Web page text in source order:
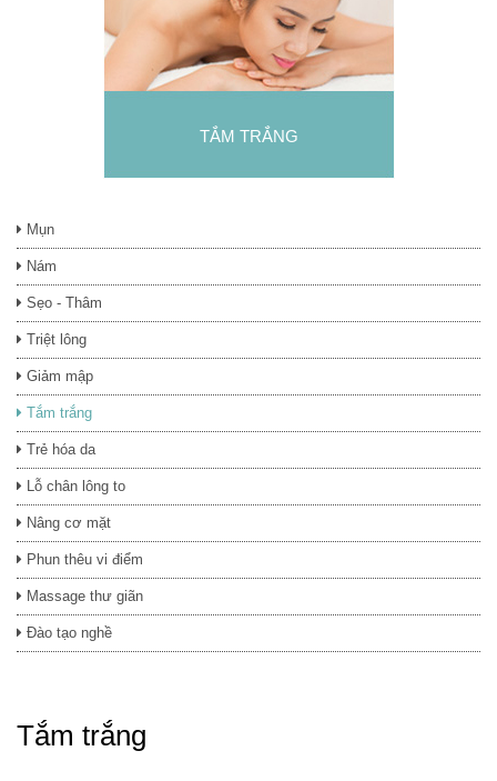
TẮM TRẮNG
Mụn
Nám
Sẹo - Thâm
Triệt lông
Giảm mập
Tắm trắng
Trẻ hóa da
Lỗ chân lông to
Nâng cơ mặt
Phun thêu vi điểm
Massage thư giãn
Đào tạo nghề
Tắm trắng